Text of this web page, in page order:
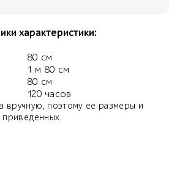
характеристики:
80 см
1 м 80 см
80 см
120 часов
вручную, поэтому ее размеры и
приведенных.